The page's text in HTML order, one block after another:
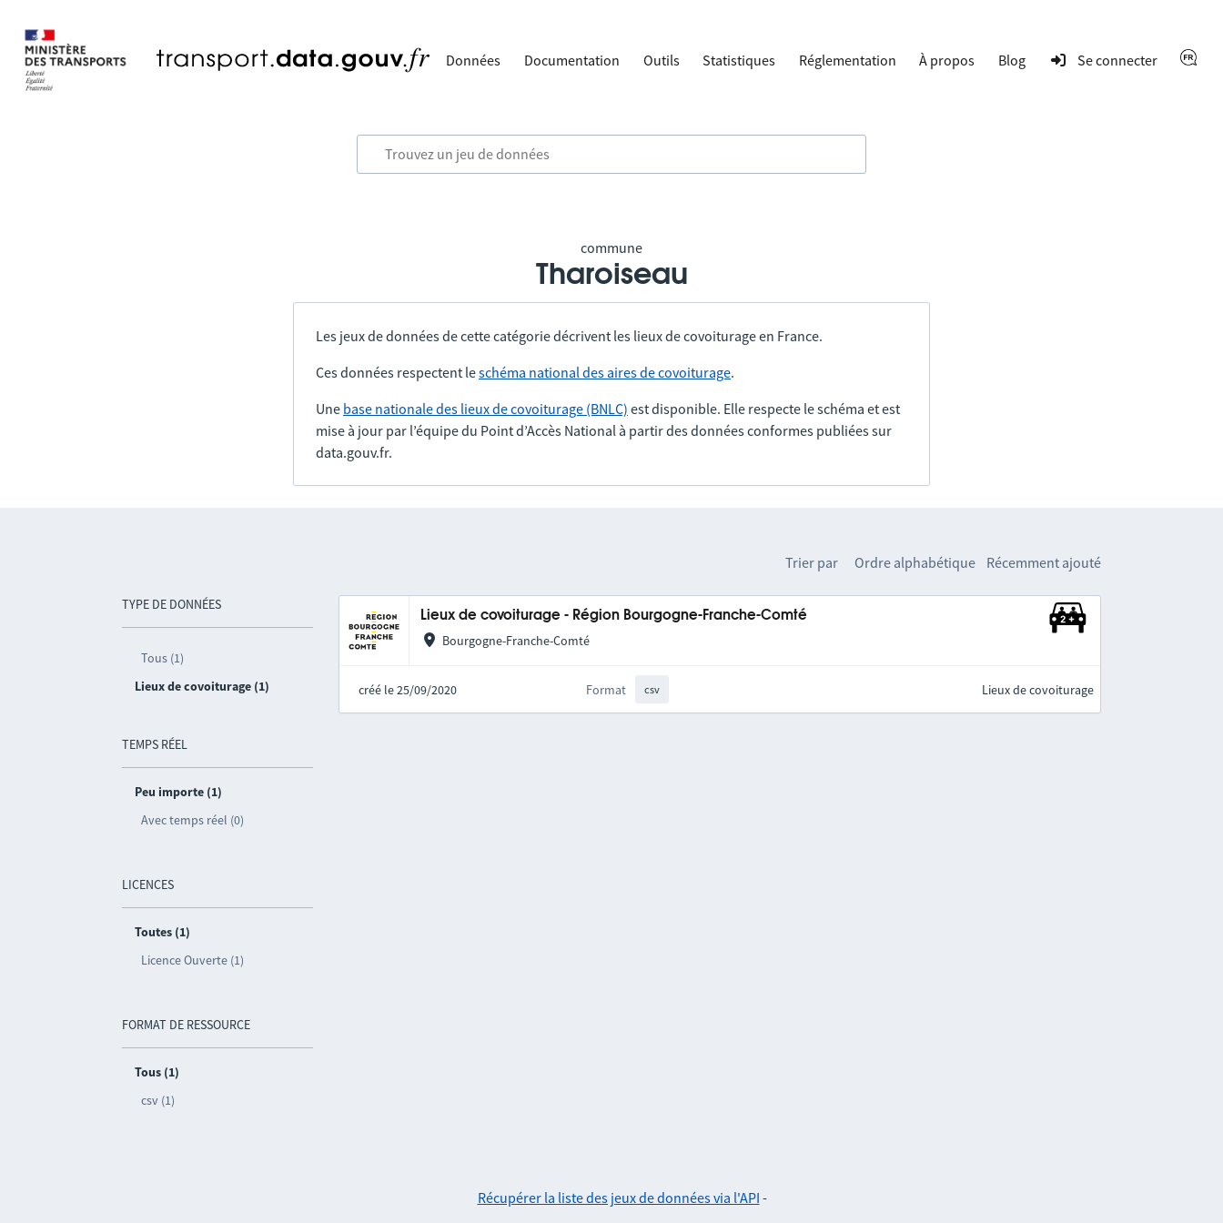
Données Documentation Outils Statistiques Réglementation À propos Blog Se connecter
commune
Tharoiseau
Les jeux de données de cette catégorie décrivent les lieux de covoiturage en France.
Ces données respectent leschéma national des aires de covoiturage.
Une base nationale des lieux de covoiturage (BNLC) est disponible. Elle respecte le schéma et est
mise à jour par l’équipe du Point d’Accès National à partir des données conformes publiées sur
data.gouv.fr.
TYPE DE DONNÉES
Tous (1)
Lieux de covoiturage (1)
TEMPS RÉEL
Peu importe (1)
Avec temps réel (0)
LICENCES
Toutes (1)
Licence Ouverte (1)
FORMAT DE RESSOURCE
Tous (1)
csv (1)
Trier par Ordre alphabétique Récemment ajouté
Lieux de covoiturage - Région Bourgogne-Franche-Comté
Bourgogne-Franche-Comté
créé le 25/09/2020 Format csv Lieux de covoiturage
Récupérer la liste des jeux de données via l'API -